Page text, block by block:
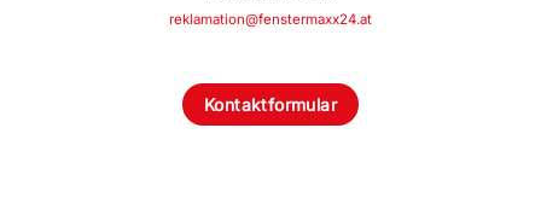
reklamation@fenstermaxx24.at
Kontaktformular